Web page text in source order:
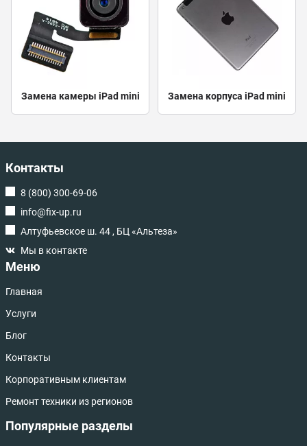
Замена камеры iPad mini Замена корпуса iPad mini
Контакты
8 (800) 300-69-06
info@fix-up.ru
Алтуфьевское ш. 44 , БЦ «Альтеза»
Мы в контакте
Меню
Главная
Услуги
Блог
Контакты
Корпоративным клиентам
Ремонт техники из регионов
Популярные разделы